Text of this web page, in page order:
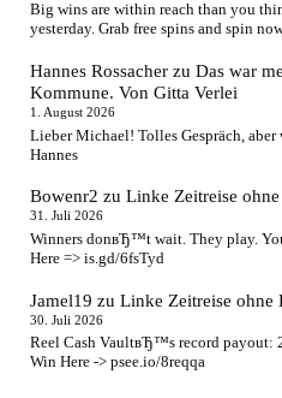
Big wins are within reach than you
yesterday. Grab free spins and spin
Hannes Rossacher zuDas war
Kommune. Von Gitta Verlei
1. August 2026
Lieber Michael! Tolles Gespräch,
Hannes
Bowenr2 zuLinke Zeitreise
31. Juli 2026
Winners donвЂ™t wait. They play.
Here => is.gd/6fsTyd
Jamel19 zuLinke Zeitreise ohne
30. Juli 2026
Reel Cash VaultвЂ™s record payout:
Win Here -> psee.io/8reqqa